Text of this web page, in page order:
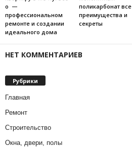
о —
профессиональном
ремонте и создании
идеального дома
поликарбонат все
преимущества и
секреты
НЕТ КОММЕНТАРИЕВ
Рубрики
Главная
Ремонт
Строительство
Окна, двери, полы